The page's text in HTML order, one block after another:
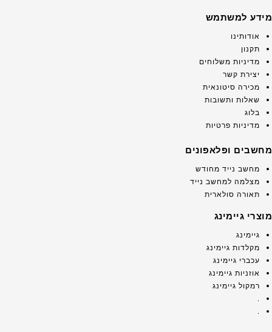
מידע למשתמש
אודותינו
תקנון
מדיניות משלוחים
יצירת קשר
מכירה סיטונאית
שאלות ותשובות
בלוג
מדיניות פרטיות
מחשבים ופלאפונים
מחשב נייד מחודש
מצלמה למחשב נייד
תאורה סולארית
מוצרי גיימינג
גיימינג
מקלדות גיימינג
עכברי גיימינג
אוזניות גיימינג
רמקול גיימינג
.
.